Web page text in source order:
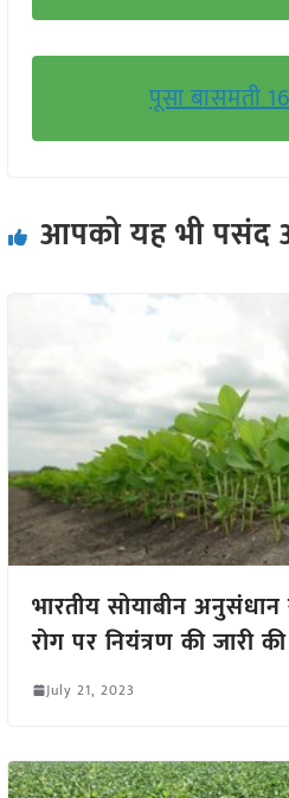
पूसा बासमती
आपको यह भी पसंद
भारतीय सोयाबीन
रोग पर नियंत्रण की जारी
July 21, 2023